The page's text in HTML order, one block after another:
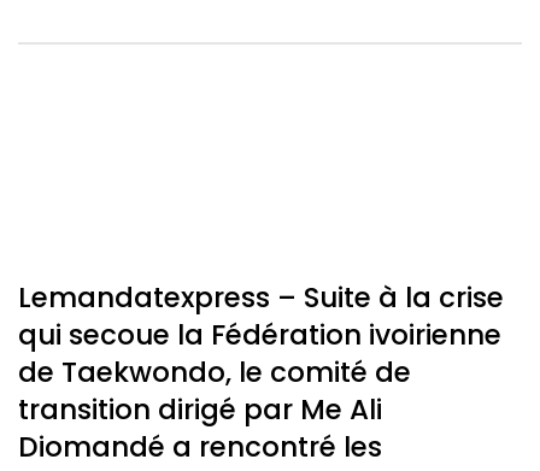
Lemandatexpress – Suite à la crise
qui secoue la Fédération ivoirienne
de Taekwondo, le comité de
transition dirigé par Me Ali
Diomandé a rencontré les